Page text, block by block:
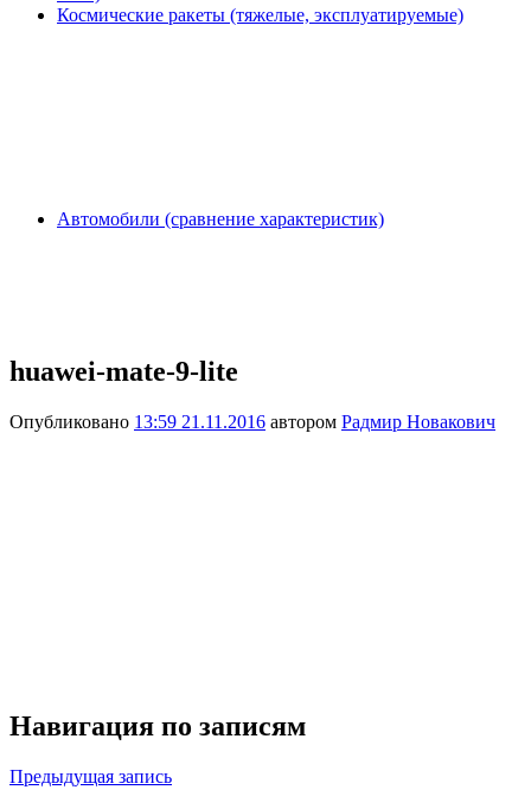
Космические ракеты (тяжелые, эксплуатируемые)
Автомобили (сравнение характеристик)
huawei-mate-9-lite
Опубликовано 13:59 21.11.2016 автором Радмир Новакович
Навигация по записям
Предыдущая запись